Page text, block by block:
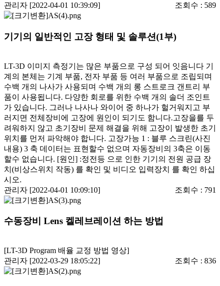
관리자 [2022-04-01 10:39:09]
조회수 : 589
기기의 일반적인 고장 형태 및 솔루션(1부)
LT-3D 이미지 측정기는 많은 부품으로 구성 되어 잇음니다 기
계의 본체는 기계 부품, 전자 부품 등 여러 부품으로 조립되며
수백 개의 나사가 사용되며 수백 개의 롱 스트로크 갠트리 부
품이 사용됩니다. 다양한 회로를 위한 수백 개의 솔더 조인트
가 있습니다. 그러나 나사나 와이어 중 하나가 헐거워지고 부
러지면 전체장비에 고장에 원인이 되기도 함니다.고장을를 두
려워하지 않고 초기장비 문제 해결을 위해 고장이 발생한 초기
위치를 먼저 파악해야 합니다. 고장가능 1 : 블루 스크린(사진
내용) 3 축 데이터는 표현할수 없으며 자동장비의 3축은 이동
할수 없습니다. [원인] :정전등 으로 인한 기기의 전원 공급 장
치(비상스위치 작동) 를 확인 및 비디오 입력장치 를 확인 하십
시오.
관리자 [2022-04-01 10:09:10]
조회수 : 791
수동장비 Lens 켈레브레이션 하는 방법
[LT-3D Program 배율 교정 방법 영상]
관리자 [2022-03-29 18:05:22]
조회수 : 836